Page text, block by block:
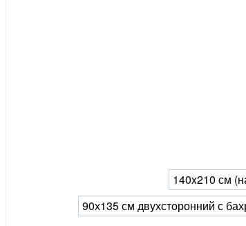
140x210 см
90х135 см двухсторонний с